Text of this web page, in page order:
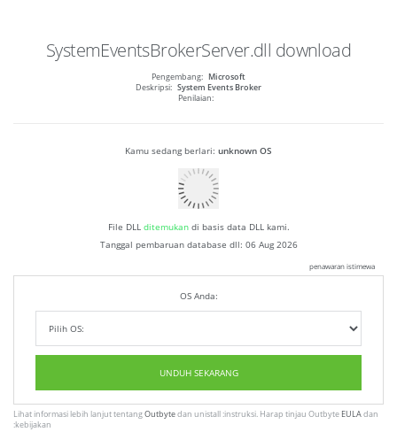
SystemEventsBrokerServer.dll download
Pengembang: Microsoft
Deskripsi: System Events Broker
Penilaian:
Kamu sedang berlari: unknown OS
File DLL ditemukandi basis data DLL kami.
Tanggal pembaruan database dll: 06 Aug 2026
penawaran istimewa
OS Anda:
UNDUH SEKARANG
Lihat informasi lebih lanjut tentangOutbytedan unistall :instruksi. Harap tinjau Outbyte EULAdan
:kebijakan